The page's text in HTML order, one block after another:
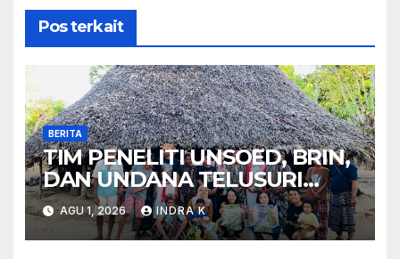
Pos terkait
BERITA
TIM PENELITI UNSOED, BRIN,
DAN UNDANA TELUSURI
PENGOBATAN BERBASIS
KEARIFAN LOKAL
MASYARAKAT PULAU SABU
AGU 1, 2026 INDRA K